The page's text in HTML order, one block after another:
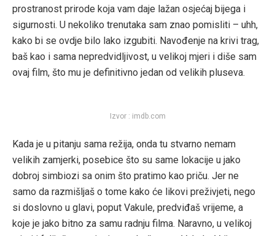
prostranost prirode koja vam daje lažan osjećaj bijega i
sigurnosti. U nekoliko trenutaka sam znao pomisliti – uhh,
kako bi se ovdje bilo lako izgubiti. Navođenje na krivi trag,
baš kao i sama nepredvidljivost, u velikoj mjeri i diše sam
ovaj film, što mu je definitivno jedan od velikih pluseva.
Izvor : imdb.com
Kada je u pitanju sama režija, onda tu stvarno nemam
velikih zamjerki, posebice što su same lokacije u jako
dobroj simbiozi sa onim što pratimo kao priču. Jer ne
samo da razmišljaš o tome kako će likovi preživjeti, nego
si doslovno u glavi, poput Vakule, predviđaš vrijeme, a
koje je jako bitno za samu radnju filma. Naravno, u velikoj